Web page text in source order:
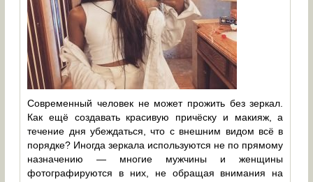
Современный человек не может прожить без зеркал.
Как ещё создавать красивую причёску и макияж, а
течение дня убеждаться, что с внешним видом всё в
порядке? Иногда зеркала используются не по прямому
назначению — многие мужчины и женщины
фотографируются в них, не обращая внимания на